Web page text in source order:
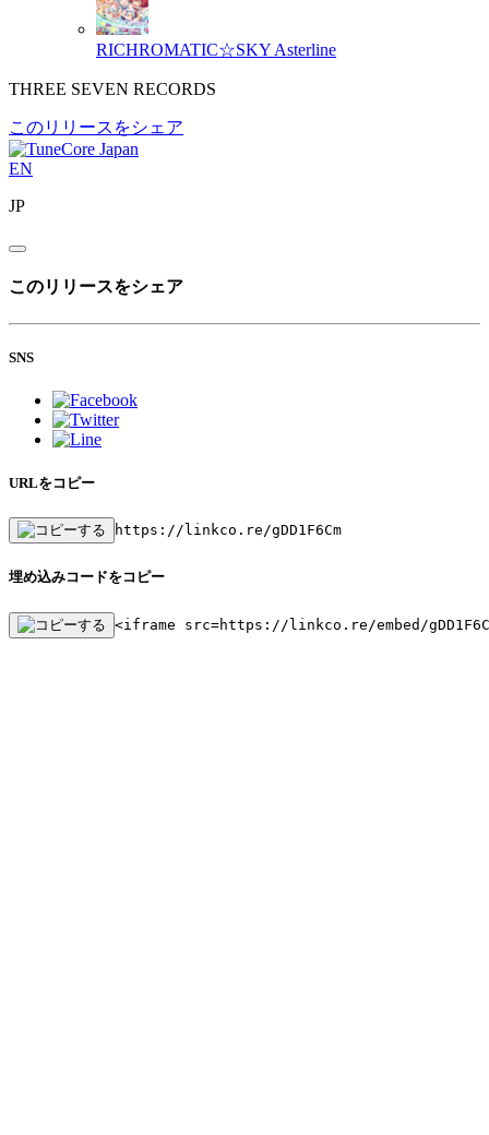
RICHROMATIC☆SKY Asterline
THREE SEVEN RECORDS
このリリースをシェア
EN
JP
このリリースをシェア
SNS
URLをコピー
https://linkco.re/gDD1F6Cm
埋め込みコードをコピー
<iframe src=https://linkco.re/embed/